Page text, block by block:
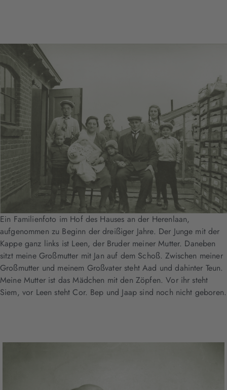
Ein Familienfoto im Hof des Hauses an der Herenlaan,
aufgenommen zu Beginn der dreißiger Jahre. Der Junge mit der
Kappe ganz links ist Leen, der Bruder meiner Mutter. Daneben
sitzt meine Großmutter mit Jan auf dem Schoß. Zwischen meiner
Großmutter und meinem Großvater steht Aad und dahinter Teun.
Meine Mutter ist das Mädchen mit den Zöpfen. Vor ihr steht
Siem, vor Leen steht Cor. Bep und Jaap sind noch nicht geboren.